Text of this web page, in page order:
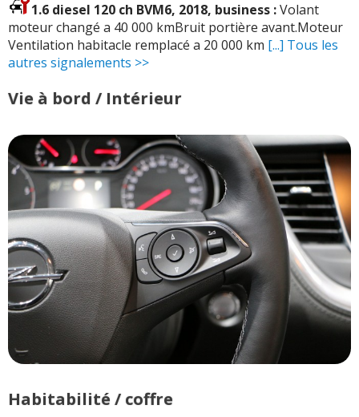
1.6 diesel 120 ch BVM6, 2018, business :Volant
moteur changé a 40 000 kmBruit portière avant.Moteur
Ventilation habitacle remplacé a 20 000 km [...] Tous les
autres signalements >>
Vie à bord / Intérieur
Habitabilité / coffre